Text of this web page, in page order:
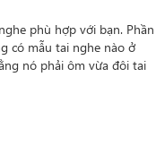
phù hợp với bạn. Phần
có mẫu tai nghe nào ở
nó phải ôm vừa đôi tai